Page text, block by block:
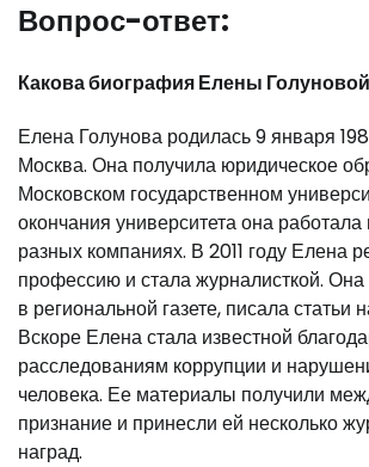
Вопрос-ответ:
Какова биография Елены
Елена Голунова родилась 9 января
Москва. Она получила юридическое
Московском государственном
окончания университета она
разных компаниях. В 2011 году Елена
профессию и стала журналисткой. Она
в региональной газете, писала статьи
Вскоре Елена стала известной
расследованиям коррупции и
человека. Ее материалы получили
признание и принесли ей несколько
наград.